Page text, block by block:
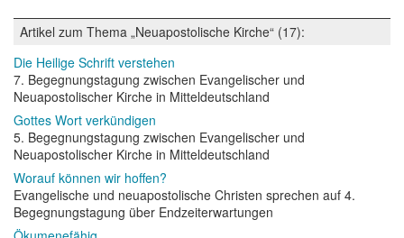
Artikel zum Thema „Neuapostolische Kirche“ (17):
Die Heilige Schrift verstehen
7. Begegnungstagung zwischen Evangelischer und
Neuapostolischer Kirche in Mitteldeutschland
Gottes Wort verkündigen
5. Begegnungstagung zwischen Evangelischer und
Neuapostolischer Kirche in Mitteldeutschland
Worauf können wir hoffen?
Evangelische und neuapostolische Christen sprechen auf 4.
Begegnungstagung über Endzeiterwartungen